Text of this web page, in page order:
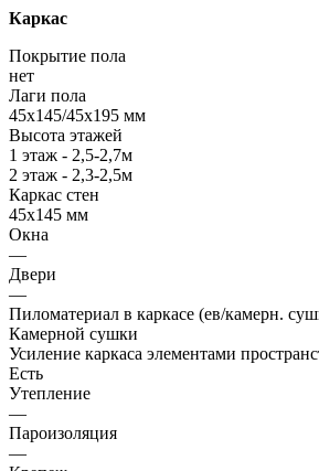
Каркас
Покрытие пола
нет
Лаги пола
45х145/45х195 мм
Высота этажей
1 этаж - 2,5-2,7м
2 этаж - 2,3-2,5м
Каркас стен
45х145 мм
Окна
—
Двери
—
Пиломатериал в каркасе (ев/камерн.
Камерной сушки
Усиление каркаса элементами
Есть
Утепление
—
Пароизоляция
—